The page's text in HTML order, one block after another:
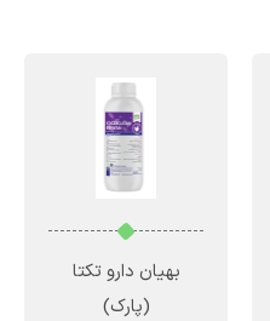
بهیان دارو تکتا
(پارک)